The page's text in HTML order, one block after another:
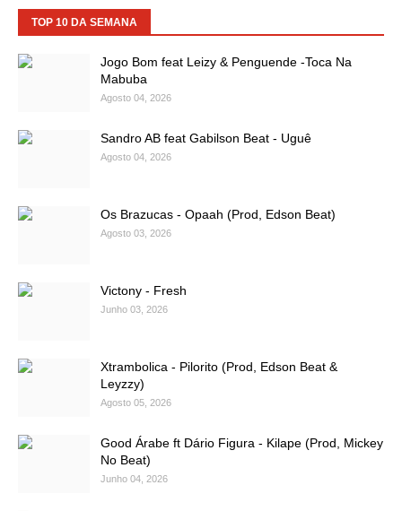
TOP 10 DA SEMANA
Jogo Bom feat Leizy & Penguende -Toca Na
Mabuba
Agosto 04, 2026
Sandro AB feat Gabilson Beat - Uguê
Agosto 04, 2026
Os Brazucas - Opaah (Prod, Edson Beat)
Agosto 03, 2026
Victony - Fresh
Junho 03, 2026
Xtrambolica - Pilorito (Prod, Edson Beat &
Leyzzy)
Agosto 05, 2026
Good Árabe ft Dário Figura - Kilape (Prod, Mickey
No Beat)
Junho 04, 2026